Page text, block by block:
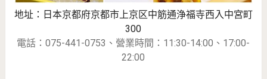
地址：日本京都府京都市上京区中筋通浄福寺西入中宮町
300
電話：075-441-0753、營業時間：11:30-14:00、17:00-
22:00